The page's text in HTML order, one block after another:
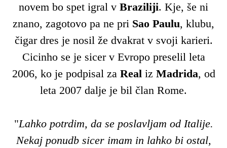
novem bo spet igral v Braziliji. Kje, še ni
znano, zagotovo pa ne pri Sao Paulu, klubu,
čigar dres je nosil že dvakrat v svoji karieri.
Cicinho se je sicer v Evropo preselil leta
2006, ko je podpisal za Realiz Madrida, od
leta 2007 dalje je bil član Rome.
"Lahko potrdim, da se poslavljam od Italije.
Nekaj ponudb sicer imam in lahko bi ostal,